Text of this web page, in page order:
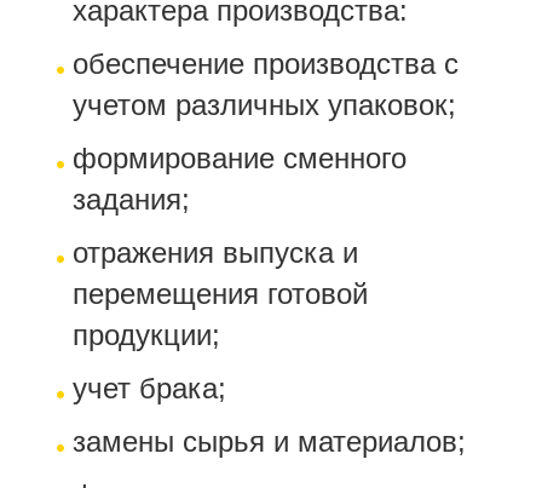
характера производства:
обеспечение производства с
учетом различных упаковок;
формирование сменного
задания;
отражения выпуска и
перемещения готовой
продукции;
учет брака;
замены сырья и материалов;